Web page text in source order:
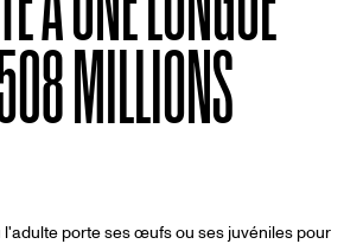
MILLIONS
l'adulte porte ses œufs ou ses juvéniles pour